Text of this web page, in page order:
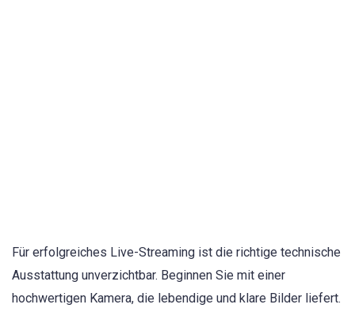
Für erfolgreiches Live-Streaming ist die richtige technische
Ausstattung unverzichtbar. Beginnen Sie mit einer
hochwertigen Kamera, die lebendige und klare Bilder liefert.